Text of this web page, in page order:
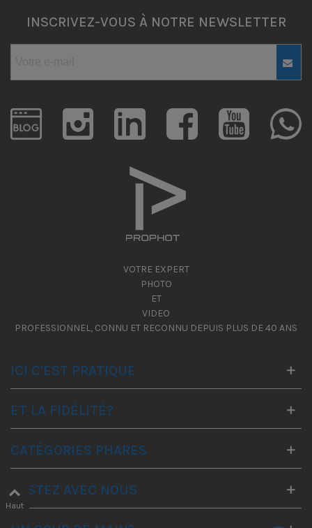
INSCRIVEZ-VOUS À NOTRE NEWSLETTER
VOTRE EXPERT
PHOTO
ET
VIDEO
PROFESSIONNEL, CONNU ET RECONNU DEPUIS PLUS DE 40 ANS
ICI C'EST PRATIQUE
ET LA FIDÉLITÉ?
CATÉGORIES PHARES
RESTEZ AVEC NOUS
Haut